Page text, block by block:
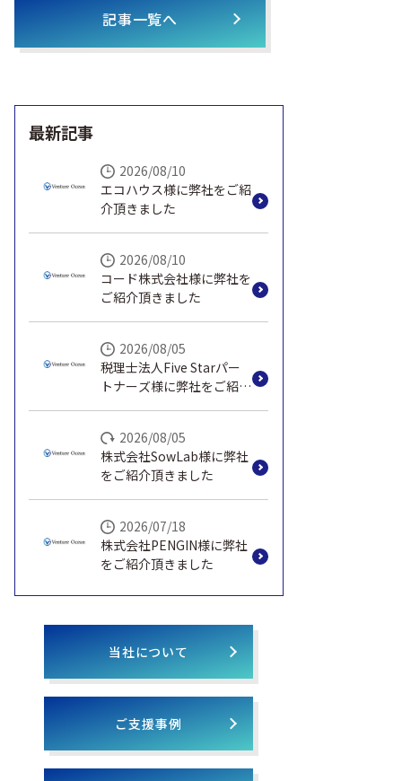
記事一覧へ
最新記事
2026/08/10
エコハウス様に弊社をご紹
介頂きました
2026/08/10
コード株式会社様に弊社を
ご紹介頂きました
2026/08/05
税理士法人Five Starパー
トナーズ様に弊社をご紹介
2026/08/05
株式会社SowLab様に弊社
をご紹介頂きました
2026/07/18
株式会社PENGIN様に弊社
をご紹介頂きました
当社について
ご支援事例